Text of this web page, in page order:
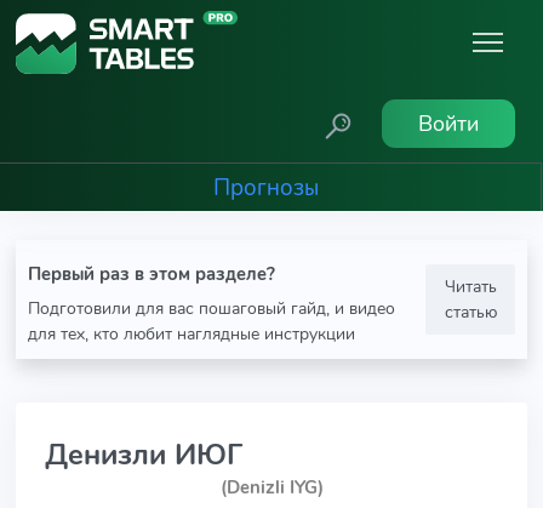
Войти
Прогнозы
Первый раз в этом разделе?
Подготовили для вас пошаговый гайд, и видео
для тех, кто любит наглядные инструкции
Читать
статью
Денизли ИЮГ
(Denizli IYG)